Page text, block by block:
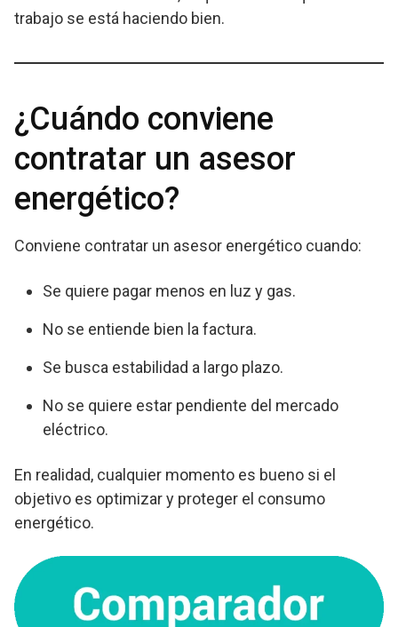
trabajo se está haciendo bien.
¿Cuándo conviene
contratar un asesor
energético?
Conviene contratar un asesor energético cuando:
Se quiere pagar menos en luz y gas.
No se entiende bien la factura.
Se busca estabilidad a largo plazo.
No se quiere estar pendiente del mercado
eléctrico.
En realidad, cualquier momento es bueno si el
objetivo es optimizar y proteger el consumo
energético.